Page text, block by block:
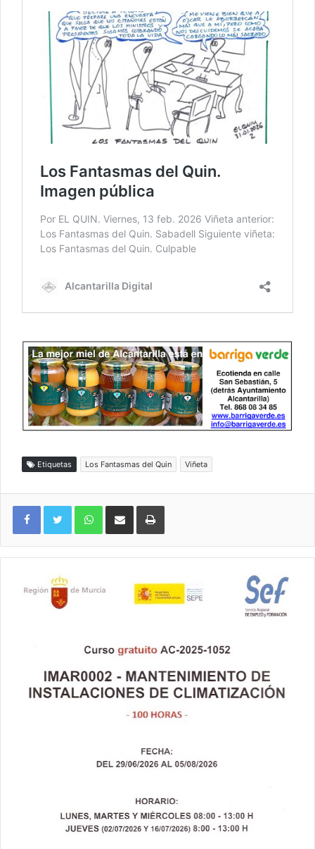
Etiquetas Los Fantasmas del Quin Viñeta
WhatsAppCompartir por correo electrónicoImprimir